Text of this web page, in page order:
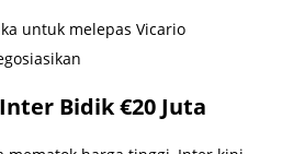
untuk melepas Vicario
Bidik €20 Juta